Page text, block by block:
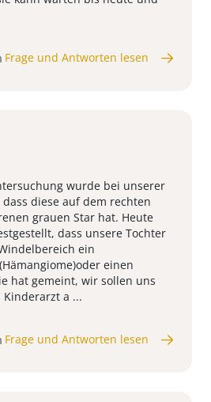
Frage und Antworten lesen
wurde bei unserer
diese auf dem rechten
grauen Star hat. Heute
dass unsere Tochter
ein
einen
hat gemeint, wir sollen uns
a ...
Frage und Antworten lesen